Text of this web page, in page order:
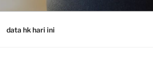
data hk hari ini